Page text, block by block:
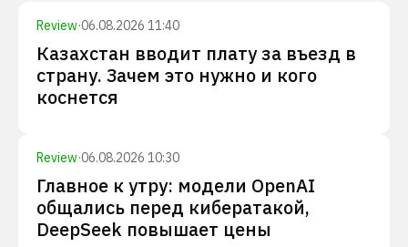
Review·06.08.2026 11:40
Казахстан вводит плату за въезд в
страну. Зачем это нужно и кого
коснется
Review·06.08.2026 10:30
Главное к утру: модели OpenAI
общались перед кибератакой,
DeepSeek повышает цены